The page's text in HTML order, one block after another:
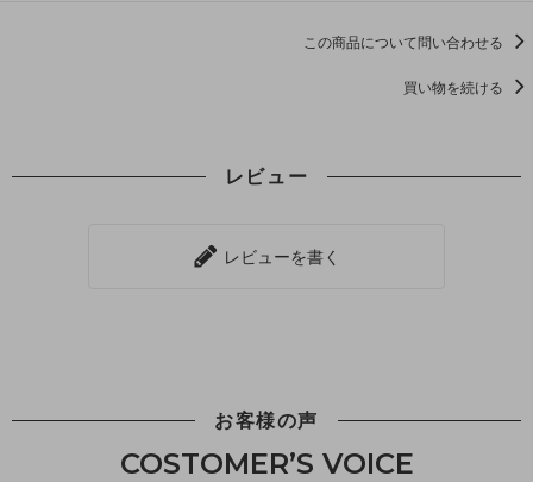
この商品について問い合わせる
買い物を続ける
レビュー
レビューを書く
お客様の声
COSTOMER’S VOICE